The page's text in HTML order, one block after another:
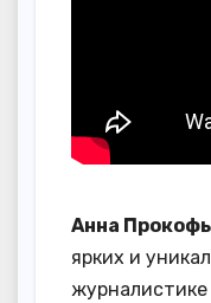
Анна
ярких и
журналистике